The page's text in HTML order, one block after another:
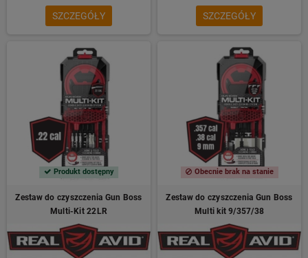
SZCZEGÓŁY SZCZEGÓŁY
Produkt dostępny
Zestaw do czyszczenia Gun Boss
Multi-Kit 22LR
Obecnie brak na stanie
Zestaw do czyszczenia Gun Boss
Multi kit 9/357/38